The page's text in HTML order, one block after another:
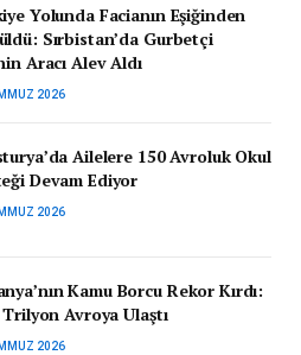
Yolunda Facianın Eşiğinden
Sırbistan’da Gurbetçi
Aracı Alev Aldı
2026
Ailelere 150 Avroluk Okul
Devam Ediyor
2026
Kamu Borcu Rekor Kırdı:
Trilyon Avroya Ulaştı
2026